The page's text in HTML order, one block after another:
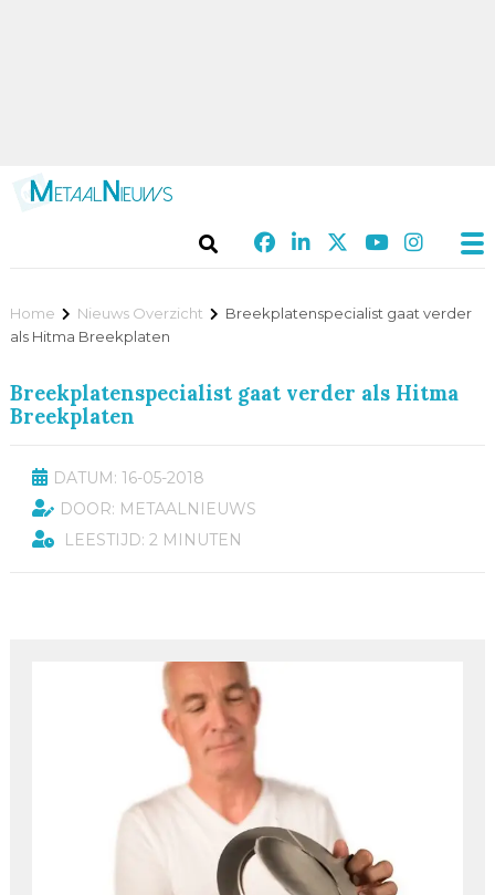
Home Nieuws Overzicht
Breekplatenspecialist gaat verder
als Hitma Breekplaten
Breekplatenspecialist gaat verder als Hitma
Breekplaten
DATUM: 16-05-2018
DOOR: METAALNIEUWS
LEESTIJD: 2 MINUTEN